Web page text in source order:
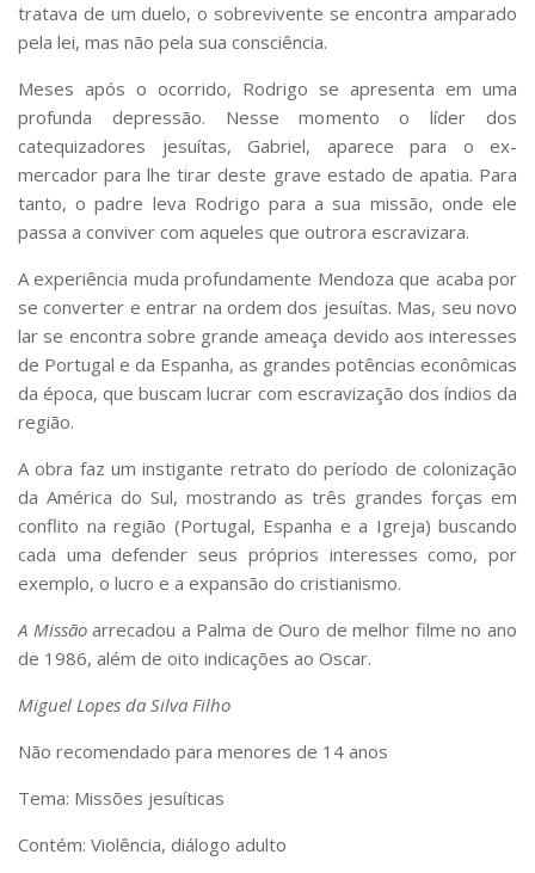
tratava de um duelo, o sobrevivente se encontra amparado
pela lei, mas não pela sua consciência.
Meses após o ocorrido, Rodrigo se apresenta em uma
profunda depressão. Nesse momento o líder dos
catequizadores jesuítas, Gabriel, aparece para o ex-
mercador para lhe tirar deste grave estado de apatia. Para
tanto, o padre leva Rodrigo para a sua missão, onde ele
passa a conviver com aqueles que outrora escravizara.
A experiência muda profundamente Mendoza que acaba por
se converter e entrar na ordem dos jesuítas. Mas, seu novo
lar se encontra sobre grande ameaça devido aos interesses
de Portugal e da Espanha, as grandes potências econômicas
da época, que buscam lucrar com escravização dos índios da
região.
A obra faz um instigante retrato do período de colonização
da América do Sul, mostrando as três grandes forças em
conflito na região (Portugal, Espanha e a Igreja) buscando
cada uma defender seus próprios interesses como, por
exemplo, o lucro e a expansão do cristianismo.
A Missãoarrecadou a Palma de Ouro de melhor filme no ano
de 1986, além de oito indicações ao Oscar.
Miguel Lopes da Silva Filho
Não recomendado para menores de 14 anos
Tema: Missões jesuíticas
Contém: Violência, diálogo adulto